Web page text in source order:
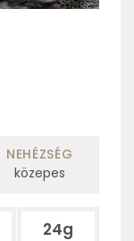
NEHÉZSÉG
közepes
24g